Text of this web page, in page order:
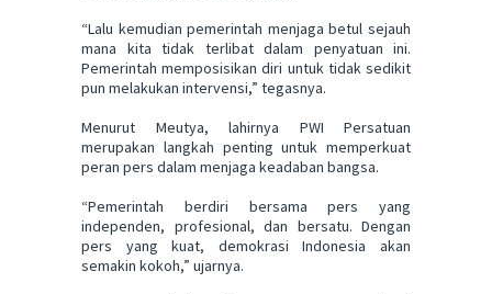
“Lalu kemudian pemerintah menjaga betul sejauh
mana kita tidak terlibat dalam penyatuan ini.
Pemerintah memposisikan diri untuk tidak sedikit
pun melakukan intervensi,” tegasnya.
Menurut Meutya, lahirnya PWI Persatuan
merupakan langkah penting untuk memperkuat
peran pers dalam menjaga keadaban bangsa.
“Pemerintah berdiri bersama pers yang
independen, profesional, dan bersatu. Dengan
pers yang kuat, demokrasi Indonesia akan
semakin kokoh,” ujarnya.